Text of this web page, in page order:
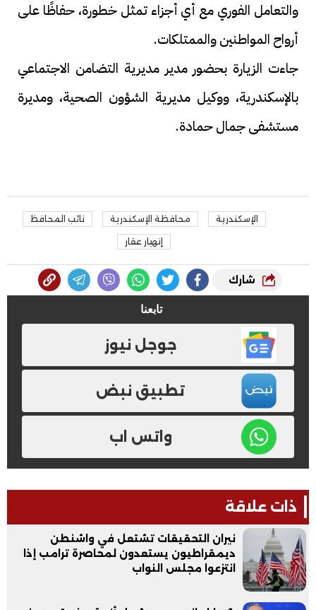
والتعامل الفوري مع أي أجزاء تمثل خطورة، حفاظًا على
أرواح المواطنين والممتلكات.
جاءت الزيارة بحضور مدير مديرية التضامن الاجتماعي
بالإسكندرية، ووكيل مديرية الشؤون الصحية، ومديرة
مستشفى جمال حمادة.
الإسكندرية محافظة الإسكندرية نائب المحافظ
إنهيار عقار
شارك
تابعنا
جوجل نيوز
تطبيق نبض
واتس اب
ذات علاقة
نيران التحقيقات تشتعل في واشنطن
ديمقراطيون يستعدون لمحاصرة ترامب إذا
انتزعوا مجلس النواب